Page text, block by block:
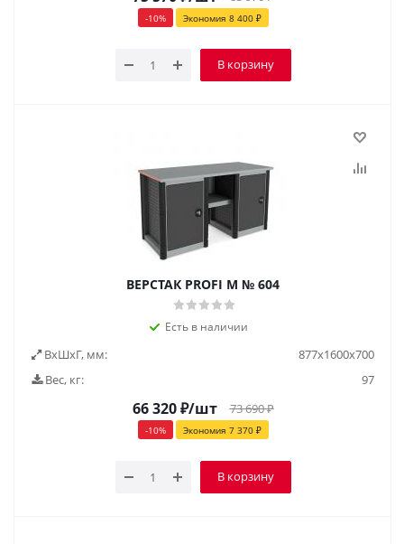
-10% Экономия 8 400₽
В корзину
ВЕРСТАК PROFI M № 604
Есть в наличии
ВxШxГ, мм:
877x1600x700
Вес, кг:
97
66 320₽/шт 73 690₽
-10% Экономия 7 370₽
В корзину